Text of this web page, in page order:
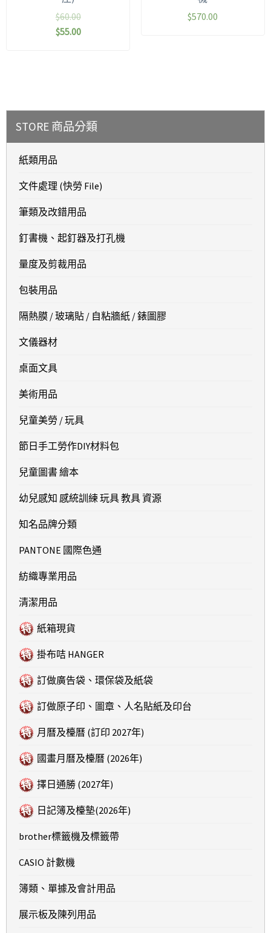
$60.00
$55.00
$570.00
STORE 商品分類
紙類用品
文件處理 (快勞 File)
筆類及改錯用品
釘書機、起釘器及打孔機
量度及剪裁用品
包裝用品
隔熱膜 / 玻璃貼 / 自粘牆紙 / 錶圖膠
文儀器材
桌面文具
美術用品
兒童美勞 / 玩具
節日手工勞作DIY材料包
兒童圖書 繪本
幼兒感知 感統訓練 玩具 教具 資源
知名品牌分類
PANTONE 國際色通
紡織專業用品
清潔用品
紙箱現貨
掛布咭 HANGER
訂做廣告袋、環保袋及紙袋
訂做原子印、圖章、人名貼紙及印台
月曆及檯曆 (訂印 2027年)
國畫月曆及檯曆 (2026年)
擇日通勝 (2027年)
日記簿及檯墊(2026年)
brother標籤機及標籤帶
CASIO 計數機
簿類、單據及會計用品
展示板及陳列用品